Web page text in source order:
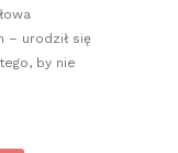
– urodził się
by nie